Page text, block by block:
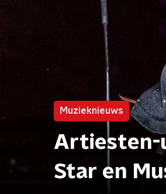
Muzieknieuws
Artiesten-
Star en